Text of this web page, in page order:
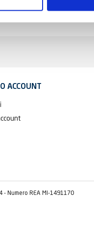
ACCOUNT
- Numero REA MI-1491170